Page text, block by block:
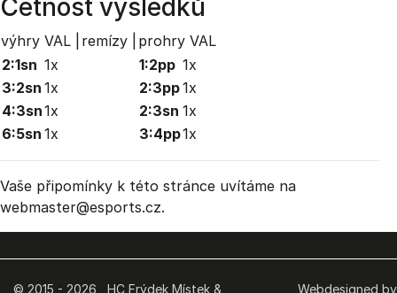
Četnost výsledků
výhry VAL | remízy |
prohry VAL
2:1sn 1x
3:2sn 1x
4:3sn1x
6:5sn 1x
1:2pp 1x
2:3pp1x
2:3sn 1x
3:4pp1x
Vaše připomínky k této stránce uvítáme na
webmaster@esports.cz.
© 2015 - 2026 HC Frýdek Místek & Webdesigned by